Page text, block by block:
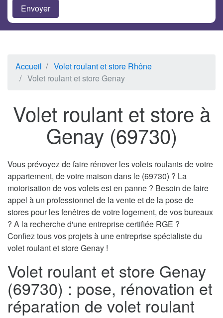
Accueil
Volet roulant et store Rhône
Volet roulant et store Genay
Volet roulant et store à
Genay (69730)
Vous prévoyez de faire rénover les volets roulants de votre
appartement, de votre maison dans le (69730) ? La
motorisation de vos volets est en panne ? Besoin de faire
appel à un professionnel de la vente et de la pose de
stores pour les fenêtres de votre logement, de vos bureaux
? A la recherche d'une entreprise certifiée RGE ?
Confiez tous vos projets à une entreprise spécialiste du
volet roulant et store Genay !
Volet roulant et store Genay
(69730) : pose, rénovation et
réparation de volet roulant